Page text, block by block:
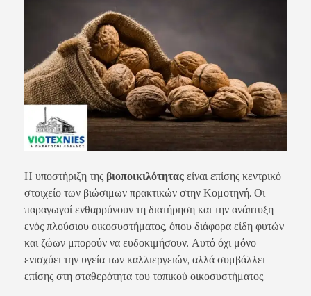
Η υποστήριξη τηςβιοποικιλότηταςείναι επίσης κεντρικό
στοιχείο των βιώσιμων πρακτικών στην Κομοτηνή. Οι
παραγωγοί ενθαρρύνουν τη διατήρηση και την ανάπτυξη
ενός πλούσιου οικοσυστήματος, όπου διάφορα είδη φυτών
και ζώων μπορούν να ευδοκιμήσουν. Αυτό όχι μόνο
ενισχύει την υγεία των καλλιεργειών, αλλά συμβάλλει
επίσης στη σταθερότητα του τοπικού οικοσυστήματος.